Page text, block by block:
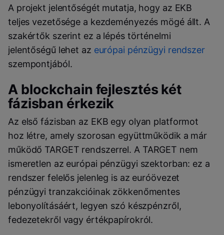
A projekt jelentőségét mutatja, hogy az EKB
teljes vezetősége a kezdeményezés mögé állt. A
szakértők szerint ez a lépés történelmi
jelentőségű lehet az európai pénzügyi rendszer
szempontjából.
A blockchain fejlesztés két
fázisban érkezik
Az első fázisban az EKB egy olyan platformot
hoz létre, amely szorosan együttműködik a már
működő TARGET rendszerrel. A TARGET nem
ismeretlen az európai pénzügyi szektorban: ez a
rendszer felelős jelenleg is az euróövezet
pénzügyi tranzakcióinak zökkenőmentes
lebonyolításáért, legyen szó készpénzről,
fedezetekről vagy értékpapírokról.